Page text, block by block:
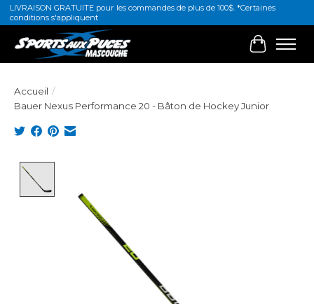
LIVRAISON GRATUITE pour les commandes de plus de 100$. *Certaines
conditions s'appliquent
Panier
Accueil /
Bauer Nexus Performance 20 - Bâton de Hockey Junior